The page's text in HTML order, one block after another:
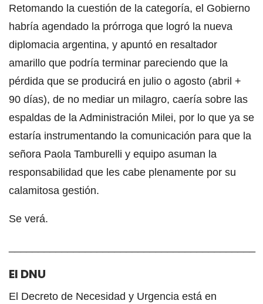
Retomando la cuestión de la categoría, el Gobierno
habría agendado la prórroga que logró la nueva
diplomacia argentina, y apuntó en resaltador
amarillo que podría terminar pareciendo que la
pérdida que se producirá en julio o agosto (abril +
90 días), de no mediar un milagro, caería sobre las
espaldas de la Administración Milei, por lo que ya se
estaría instrumentando la comunicación para que la
señora Paola Tamburelli y equipo asuman la
responsabilidad que les cabe plenamente por su
calamitosa gestión.
Se verá.
El DNU
El Decreto de Necesidad y Urgencia está en